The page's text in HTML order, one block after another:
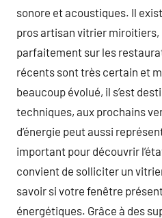
sonore et acoustiques. Il
pros artisan vitrier
parfaitement sur les
récents sont très certain et
beaucoup évolué, il s’est
techniques, aux prochains
d’énergie peut aussi
important pour découvrir
convient de solliciter un
savoir si votre fenêtre
énergétiques. Grâce à des